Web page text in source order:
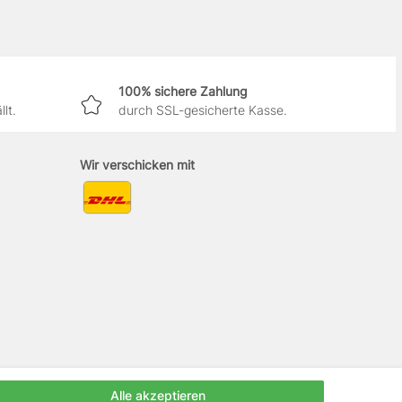
100% sichere Zahlung
durch SSL-gesicherte Kasse.
Wir verschicken mit
Alle akzeptieren